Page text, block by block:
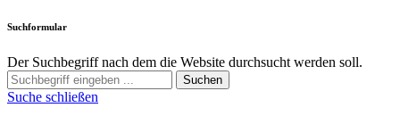
Suchformular
Der Suchbegriff nach dem die Website durchsucht werden soll.
Suchen
Suche schließen